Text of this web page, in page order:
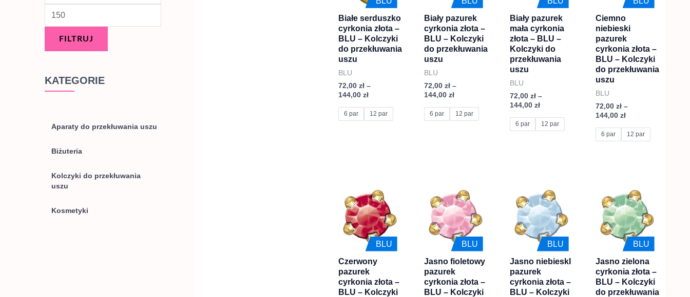
FILTRUJ
KATEGORIE
Aparaty do przekłuwania uszu
Biżuteria
Kolczyki do przekłuwania
uszu
Kosmetyki
Białe serduszko
cyrkonia złota –
BLU – Kolczyki
do przekłuwania
uszu
BLU
72,00 zł –
144,00 zł
6 par 12 par
wariantów.
Opcje
można
wybrać
na
stronie
produktu
Biały pazurek
cyrkonia złota –
BLU – Kolczyki
do przekłuwania
uszu
BLU
72,00 zł –
144,00 zł
6 par 12 par
wariantów.
Opcje
można
wybrać
na
stronie
produktu
Biały pazurek
mała cyrkonia
złota – BLU –
Kolczyki do
przekłuwania
uszu
BLU
72,00 zł –
144,00 zł
6 par 12 par
wariantów.
Opcje
można
wybrać
na
produktu
Ciemno
niebieski
pazurek
cyrkonia złota –
BLU – Kolczyki
do przekłuwania
uszu
BLU
72,00 zł –
144,00 zł
6 par 12 par
wariantów.
Opcje
można
wybrać
na
stronie
produktu
BLU
Czerwony
pazurek
cyrkonia złota –
BLU – Kolczyki
cen:
od
72,00 zł
do
144,00 zł
produkt
ma
wiele
wariantów.
Opcje
można
wybrać
BLU
Jasno fioletowy
pazurek
cyrkonia złota –
BLU – Kolczyki
cen:
od
72,00 zł
do
144,00 zł
produkt
ma
wiele
wariantów.
Opcje
można
wybrać
BLU
Jasno niebieskI
pazurek
cyrkonia złota –
BLU – Kolczyki
cen:
od
72,00 zł
144,00 zł
produkt
ma
wiele
wariantów.
Opcje
można
wybrać
BLU
Jasno zielona
cyrkonia złota –
BLU – Kolczyki
do przekłuwania
cen:
od
72,00 zł
do
144,00 zł
produkt
ma
wiele
wariantów.
Opcje
można
wybrać